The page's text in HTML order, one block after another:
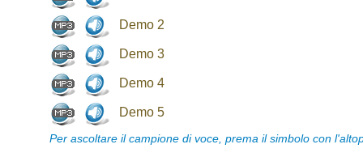
Demo 2
Demo 3
Demo 4
Demo 5
Per ascoltare il campione di voce, prema il simbolo con